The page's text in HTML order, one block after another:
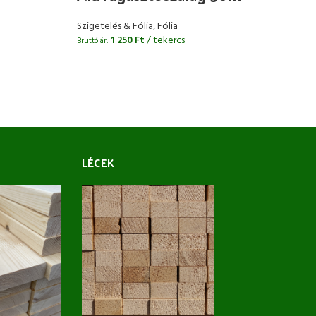
Szigetelés & Fólia,Fólia
Bruttó ár: 1 250Ft/ tekercs
LÉCEK